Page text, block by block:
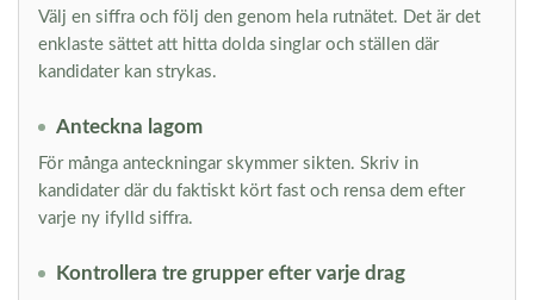
Välj en siffra och följ den genom hela rutnätet. Det är det
enklaste sättet att hitta dolda singlar och ställen där
kandidater kan strykas.
Anteckna lagom
För många anteckningar skymmer sikten. Skriv in
kandidater där du faktiskt kört fast och rensa dem efter
varje ny ifylld siffra.
Kontrollera tre grupper efter varje drag